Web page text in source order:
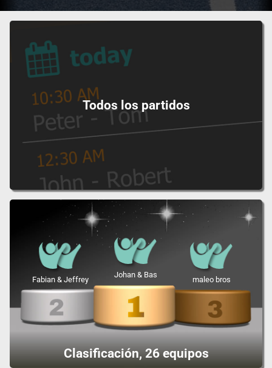
Todos los partidos
Clasificación, 26 equipos
Johan & Bas
Fabian & Jeffrey maleo bros